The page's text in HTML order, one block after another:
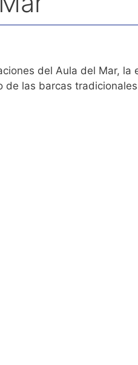
del Aula del Mar, la
las barcas